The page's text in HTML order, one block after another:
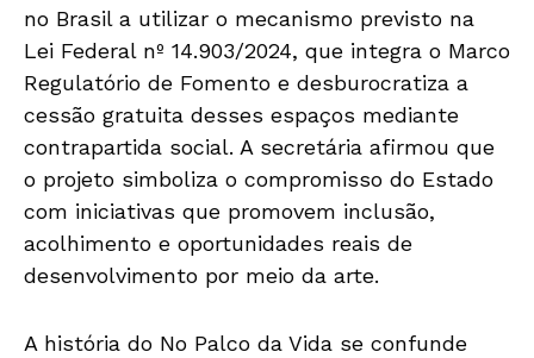
no Brasil a utilizar o mecanismo previsto na
Lei Federal nº 14.903/2024, que integra o Marco
Regulatório de Fomento e desburocratiza a
cessão gratuita desses espaços mediante
contrapartida social. A secretária afirmou que
o projeto simboliza o compromisso do Estado
com iniciativas que promovem inclusão,
acolhimento e oportunidades reais de
desenvolvimento por meio da arte.
A história do No Palco da Vida se confunde